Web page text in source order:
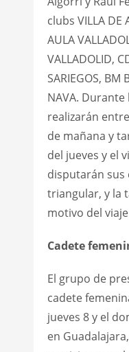
clubs VILLA DE
AULA
VALLADOLID,
SARIEGOS, BM
NAVA.
realizarán
de mañana y
del jueves y el
disputarán sus
triangular, y la
motivo del
Cadete
El grupo de
cadete
jueves 8 y el
en